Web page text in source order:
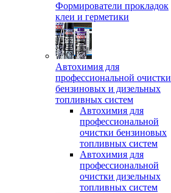
Формирователи прокладок
клеи и герметики
Автохимия для
профессиональной очистки
бензиновых и дизельных
топливных систем
Автохимия для
профессиональной
очистки бензиновых
топливных систем
Автохимия для
профессиональной
очистки дизельных
топливных систем